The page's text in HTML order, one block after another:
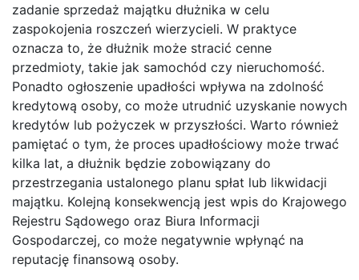
zadanie sprzedaż majątku dłużnika w celu
zaspokojenia roszczeń wierzycieli. W praktyce
oznacza to, że dłużnik może stracić cenne
przedmioty, takie jak samochód czy nieruchomość.
Ponadto ogłoszenie upadłości wpływa na zdolność
kredytową osoby, co może utrudnić uzyskanie nowych
kredytów lub pożyczek w przyszłości. Warto również
pamiętać o tym, że proces upadłościowy może trwać
kilka lat, a dłużnik będzie zobowiązany do
przestrzegania ustalonego planu spłat lub likwidacji
majątku. Kolejną konsekwencją jest wpis do Krajowego
Rejestru Sądowego oraz Biura Informacji
Gospodarczej, co może negatywnie wpłynąć na
reputację finansową osoby.